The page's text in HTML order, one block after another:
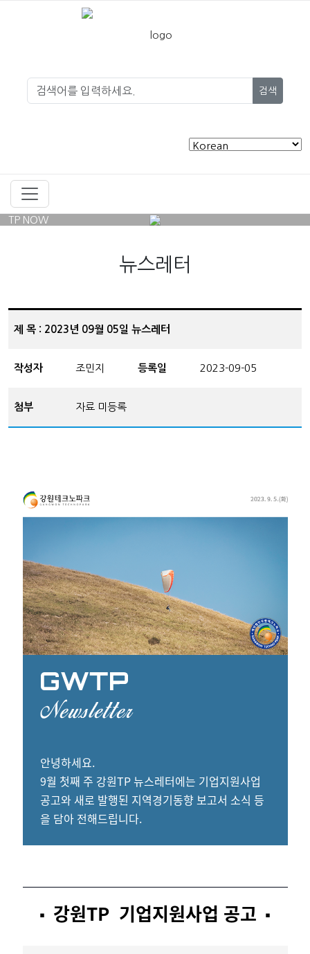
검색
TP NOW
뉴스레터
제 목 : 2023년 09월 05일 뉴스레터
작성자 조민지 등록일 2023-09-05
첨부 자료 미등록
안녕하세요.
9월 첫째 주 강원TP 뉴스레터에는 기업지원사업
공고와 새로 발행된 지역경기동향 보고서 소식 등
을 담아 전해드립니다.
▪️ 강원TP 기업지원사업 공고 ▪️